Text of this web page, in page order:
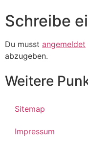
Schreibe
Du musst angemeldet
abzugeben.
Weitere
Sitemap
Impressum